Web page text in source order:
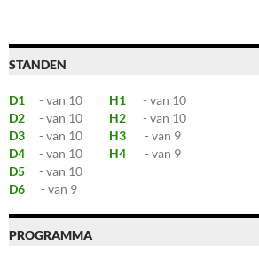
STANDEN
D1 - van 10 H1
- van 10
D2
- van 10 H2
- van 10
D3
- van 10 H3
- van 9
D4
- van 10 H4
- van 9
D5
- van 10
D6
- van 9
PROGRAMMA